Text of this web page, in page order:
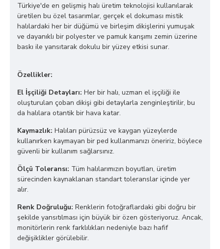
Türkiye'de en gelişmiş halı üretim teknolojisi kullanılarak
üretilen bu özel tasarımlar, gerçek el dokuması mistik
halılardaki her bir düğümü ve birleşim dikişlerini yumuşak
ve dayanıklı bir polyester ve pamuk karışımı zemin üzerine
baskı ile yansıtarak dokulu bir yüzey etkisi sunar.
Özellikler:
El İşçiliği Detayları: Her bir halı, uzman el işçiliği ile
oluşturulan çoban dikişi gibi detaylarla zenginleştirilir, bu
da halılara otantik bir hava katar.
Kaymazlık: Halıları pürüzsüz ve kaygan yüzeylerde
kullanırken kaymayan bir ped kullanmanızı öneririz, böylece
güvenli bir kullanım sağlarsınız.
Ölçü Toleransı: Tüm halılarımızın boyutları, üretim
sürecinden kaynaklanan standart toleranslar içinde yer
alır.
Renk Doğruluğu: Renklerin fotoğraflardaki gibi doğru bir
şekilde yansıtılması için büyük bir özen gösteriyoruz. Ancak,
monitörlerin renk farklılıkları nedeniyle bazı hafif
değişiklikler görülebilir.